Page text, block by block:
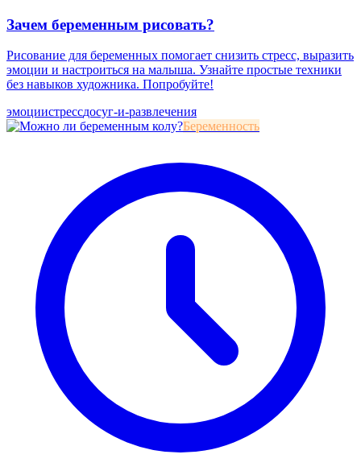
Зачем беременным рисовать?
Рисование для беременных помогает снизить стресс, выразить
эмоции и настроиться на малыша. Узнайте простые техники
без навыков художника. Попробуйте!
эмоциистрессдосуг-и-развлечения
Беременность